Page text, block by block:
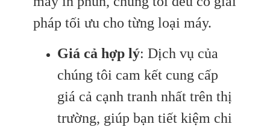
pháp tối ưu cho từng loại máy.
Giá cả hợp lý: Dịch vụ của
chúng tôi cam kết cung cấp
giá cả cạnh tranh nhất trên thị
trường, giúp bạn tiết kiệm chi